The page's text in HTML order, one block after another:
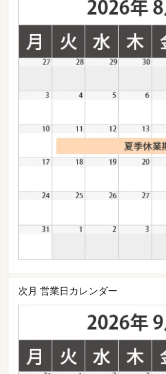
次月 営業日カレンダー